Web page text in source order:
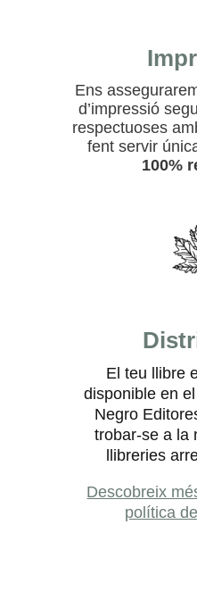
Ens
d’impressió
respectuoses
fent servir
100%
El teu llibre
disponible en
Negro
trobar-se a la
llibreries
Descobreix
política